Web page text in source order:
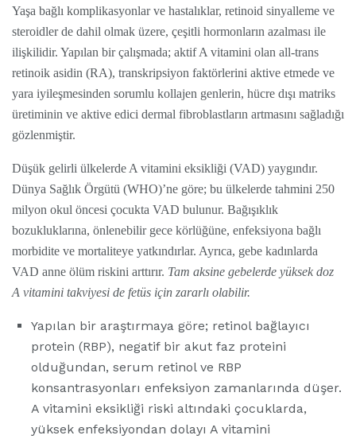
Yaşa bağlı komplikasyonlar ve hastalıklar, retinoid sinyalleme ve
steroidler de dahil olmak üzere, çeşitli hormonların azalması ile
ilişkilidir. Yapılan bir çalışmada; aktif A vitamini olan all-trans
retinoik asidin (RA), transkripsiyon faktörlerini aktive etmede ve
yara iyileşmesinden sorumlu kollajen genlerin, hücre dışı matriks
üretiminin ve aktive edici dermal fibroblastların artmasını sağladığı
gözlenmiştir.
Düşük gelirli ülkelerde A vitamini eksikliği (VAD) yaygındır.
Dünya Sağlık Örgütü (WHO)’ne göre; bu ülkelerde tahmini 250
milyon okul öncesi çocukta VAD bulunur. Bağışıklık
bozukluklarına, önlenebilir gece körlüğüne, enfeksiyona bağlı
morbidite ve mortaliteye yatkındırlar. Ayrıca, gebe kadınlarda
VAD anne ölüm riskini arttırır. Tam aksine gebelerde yüksek doz
A vitamini takviyesi de fetüs için zararlı olabilir.
Yapılan bir araştırmaya göre; retinol bağlayıcı
protein (RBP), negatif bir akut faz proteini
olduğundan, serum retinol ve RBP
konsantrasyonları enfeksiyon zamanlarında düşer.
A vitamini eksikliği riski altındaki çocuklarda,
yüksek enfeksiyondan dolayı A vitamini